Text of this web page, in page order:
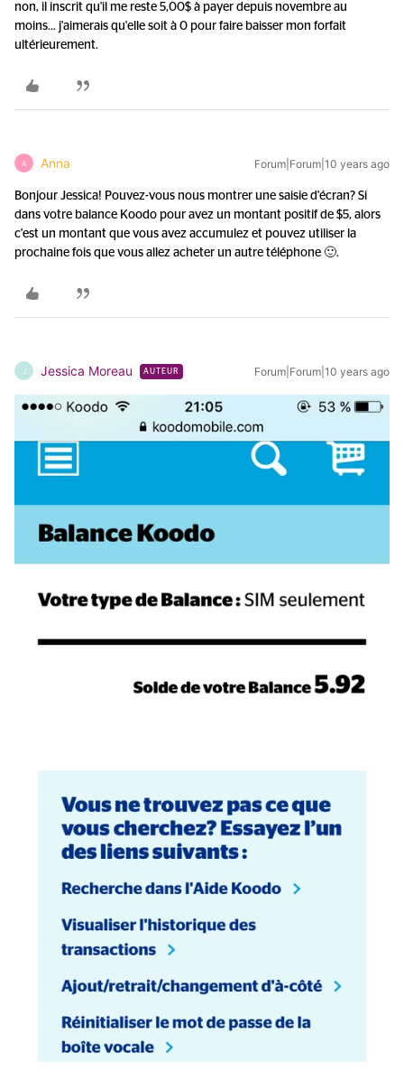
non, il inscrit qu'il me reste 5,00$ à payer depuis novembre au
moins... j'aimerais qu'elle soit à 0 pour faire baisser mon forfait
ultérieurement.
A Anna Forum|Forum|10 years ago
Bonjour Jessica! Pouvez-vous nous montrer une saisie d'écran? Si
dans votre balance Koodo pour avez un montant positif de $5, alors
c'est un montant que vous avez accumulez et pouvez utiliser la
prochaine fois que vous allez acheter un autre téléphone 🙂.
J Jessica Moreau AUTEUR Forum|Forum|10 years ago